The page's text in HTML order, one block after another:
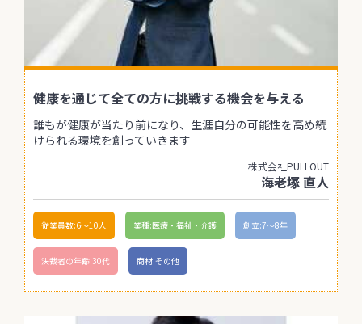
健康を通じて全ての方に挑戦する機会を与える
誰もが健康が当たり前になり、生涯自分の可能性を高め続
けられる環境を創っていきます
株式会社PULLOUT
海老塚 直人
従業員数:6～10人 業種:医療・福祉・介護 創立:7〜8年
決裁者の年齢:30代 商材:その他